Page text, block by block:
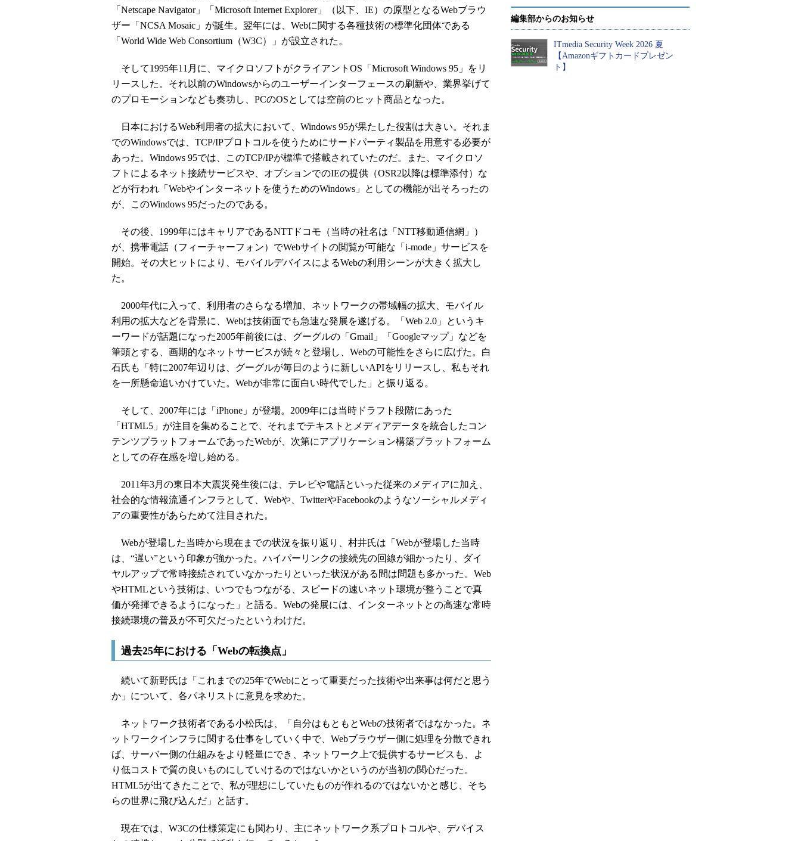
「Netscape Navigator」「Microsoft Internet Explorer」（以下、IE）の原型となるWebブラウ
ザー「NCSA Mosaic」が誕生。翌年には、Webに関する各種技術の標準化団体である
「World Wide Web Consortium（W3C）」が設立された。
そして1995年11月に、マイクロソフトがクライアントOS「Microsoft Windows 95」をリ
リースした。それ以前のWindowsからのユーザーインターフェースの刷新や、業界挙げて
のプロモーションなども奏功し、PCのOSとしては空前のヒット商品となった。
日本におけるWeb利用者の拡大において、Windows 95が果たした役割は大きい。それま
でのWindowsでは、TCP/IPプロトコルを使うためにサードパーティ製品を用意する必要が
あった。Windows 95では、このTCP/IPが標準で搭載されていたのだ。また、マイクロソ
フトによるネット接続サービスや、オプションでのIEの提供（OSR2以降は標準添付）な
どが行われ「Webやインターネットを使うためのWindows」としての機能が出そろったの
が、このWindows 95だったのである。
その後、1999年にはキャリアであるNTTドコモ（当時の社名は「NTT移動通信網」）
が、携帯電話（フィーチャーフォン）でWebサイトの閲覧が可能な「i-mode」サービスを
開始。その大ヒットにより、モバイルデバイスによるWebの利用シーンが大きく拡大し
た。
2000年代に入って、利用者のさらなる増加、ネットワークの帯域幅の拡大、モバイル
利用の拡大などを背景に、Webは技術面でも急速な発展を遂げる。「Web 2.0」というキ
ーワードが話題になった2005年前後には、グーグルの「Gmail」「Googleマップ」などを
筆頭とする、画期的なネットサービスが続々と登場し、Webの可能性をさらに広げた。白
石氏も「特に2007年辺りは、グーグルが毎日のように新しいAPIをリリースし、私もそれ
を一所懸命追いかけていた。Webが非常に面白い時代でした」と振り返る。
そして、2007年には「iPhone」が登場。2009年には当時ドラフト段階にあった
「HTML5」が注目を集めることで、それまでテキストとメディアデータを統合したコン
テンツプラットフォームであったWebが、次第にアプリケーション構築プラットフォーム
としての存在感を増し始める。
2011年3月の東日本大震災発生後には、テレビや電話といった従来のメディアに加え、
社会的な情報流通インフラとして、Webや、TwitterやFacebookのようなソーシャルメディ
アの重要性があらためて注目された。
Webが登場した当時から現在までの状況を振り返り、村井氏は「Webが登場した当時
は、“遅い”という印象が強かった。ハイパーリンクの接続先の回線が細かったり、ダイ
ヤルアップで常時接続されていなかったりといった状況がある間は問題も多かった。Web
やHTMLという技術は、いつでもつながる、スピードの速いネット環境が整うことで真
価が発揮できるようになった」と語る。Webの発展には、インターネットとの高速な常時
接続環境の普及が不可欠だったというわけだ。
過去25年における「Webの転換点」
続いて新野氏は「これまでの25年でWebにとって重要だった技術や出来事は何だと思う
か」について、各パネリストに意見を求めた。
ネットワーク技術者である小松氏は、「自分はもともとWebの技術者ではなかった。ネ
ットワークインフラに関する仕事をしていく中で、Webブラウザー側に処理を分散できれ
ば、サーバー側の仕組みをより軽量にでき、ネットワーク上で提供するサービスも、よ
り低コストで質の良いものにしていけるのではないかというのが当初の関心だった。
HTML5が出てきたことで、私が理想にしていたものが作れるのではないかと感じ、そち
らの世界に飛び込んだ」と話す。
現在では、W3Cの仕様策定にも関わり、主にネットワーク系プロトコルや、デバイス
編集部からのお知らせ
ITmedia Security Week 2026 夏
【Amazonギフトカードプレゼン
ト】